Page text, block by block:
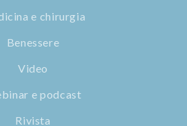
e chirurgia
Benessere
Video
e podcast
Rivista